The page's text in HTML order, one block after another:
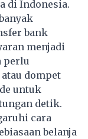
di Indonesia.
bank
menjadi
perlu
dompet
untuk
detik.
cara
belanja